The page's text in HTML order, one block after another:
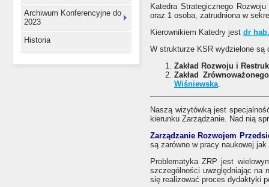
Archiwum Konferencyjne do
2023
Historia
Katedra Strategicznego
oraz 1 osoba, zatrudniona w
Kierownikiem Katedry jest dr
W strukturze KSR wydzielone są
Zakład Rozwoju i
Zakład
Wiśniewska.
Naszą wizytówką jest
kierunku Zarządzanie. Nad nią
Zarządzanie Rozwojem
są zarówno w pracy naukowej
Problematyka ZRP jest
szczególności uwzględniając na
się realizować proces dydaktyki